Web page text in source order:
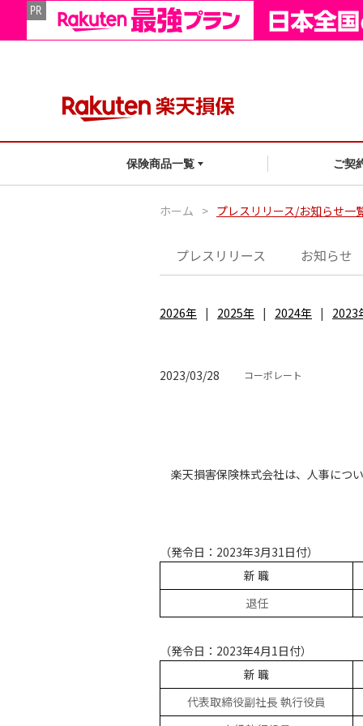
保険商品一覧 ご契
ホーム > プレスリリース/お知らせ一
プレスリリース お知らせ
2026年 2025年 2024年 2023
2023/03/28 コーポレート
楽天損害保険株式会社は、人事につ
（発令日：2023年3月31日付）
新 職
退任
（発令日：2023年4月1日付）
新 職
代表取締役副社長 執行役員